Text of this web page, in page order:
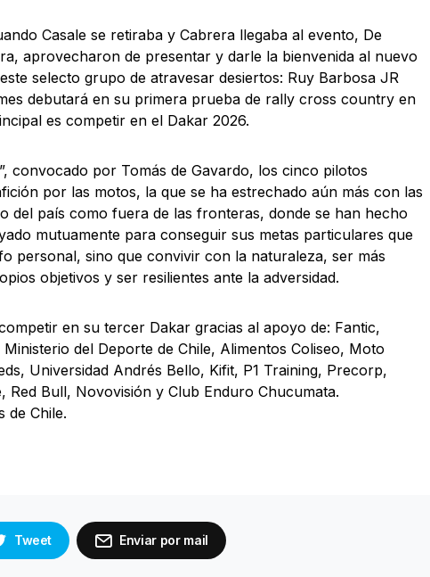
Casale se retiraba y Cabrera llegaba al evento, De
aprovecharon de presentar y darle la bienvenida al nuevo
selecto grupo de atravesar desiertos: Ruy Barbosa JR
debutará en su primera prueba de rally cross country en
es competir en el Dakar 2026.
convocado por Tomás de Gavardo, los cinco pilotos
por las motos, la que se ha estrechado aún más con las
del país como fuera de las fronteras, donde se han hecho
mutuamente para conseguir sus metas particulares que
personal, sino que convivir con la naturaleza, ser más
objetivos y ser resilientes ante la adversidad.
en su tercer Dakar gracias al apoyo de: Fantic,
del Deporte de Chile, Alimentos Coliseo, Moto
Universidad Andrés Bello, Kifit, P1 Training, Precorp,
Red Bull, Novovisión y Club Enduro Chucumata.
de Chile.
Tweet Enviar por mail